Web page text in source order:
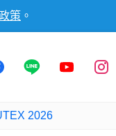
策 。
2026